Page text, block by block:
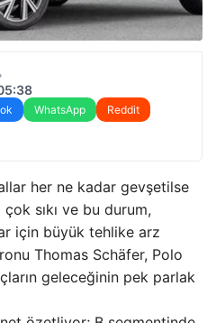
WhatsApp
Reddit
her ne kadar gevşetilse
sıkı ve bu durum,
için büyük tehlike arz
Thomas Schäfer, Polo
geleceğinin pek parlak